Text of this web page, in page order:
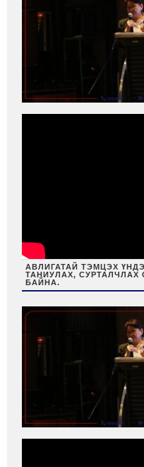
АВЛИГАТАЙ ТЭМЦЭХ
ТАНИУЛАХ,
БАЙНА.